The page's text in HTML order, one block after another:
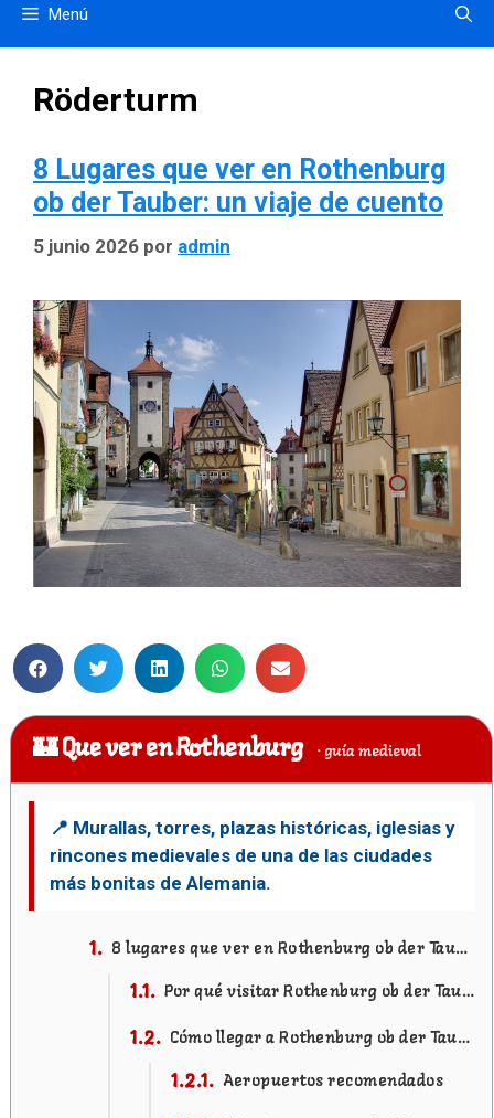
Menú
Röderturm
8 Lugares que ver en Rothenburg
ob der Tauber: un viaje de cuento
5 junio 2026 por admin
Que ver en Rothenburg
8 lugares que ver en Rothenburg ob der Tauber
Por qué visitar Rothenburg ob der Tauber
Cómo llegar a Rothenburg ob der Tauber
Aeropuertos recomendados